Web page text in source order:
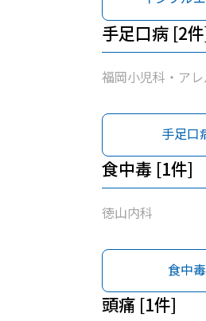
手足口病 [2
福岡小児科・ア
手足口
食中毒 [1件]
徳山内科
食中
頭痛 [1件]